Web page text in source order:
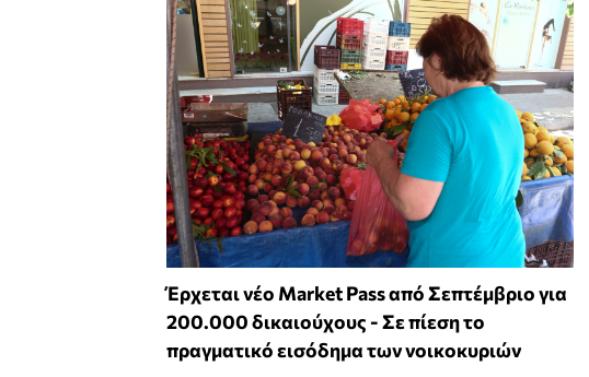
Έρχεται νέο Market Pass από Σεπτέμβριο για
200.000 δικαιούχους - Σε πίεση το
πραγματικό εισόδημα των νοικοκυριών